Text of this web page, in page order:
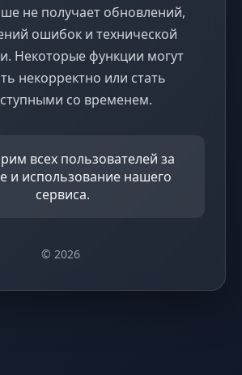
не получает обновлений,
ошибок и технической
Некоторые функции могут
некорректно или стать
со временем.
всех пользователей за
и использование нашего
сервиса.
© 2026